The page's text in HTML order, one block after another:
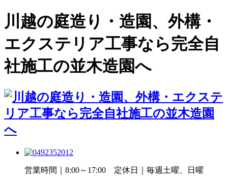
川越の庭造り・造園、外構・
エクステリア工事なら完全自
社施工の並木造園へ
営業時間｜8:00～17:00 定休日｜毎週土曜、日曜